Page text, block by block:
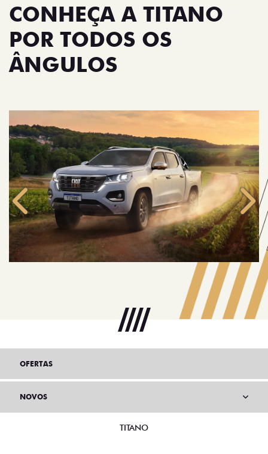
CONHEÇA A TITANO
POR TODOS OS
ÂNGULOS
Anterior
OFERTAS
NOVOS
TITANO